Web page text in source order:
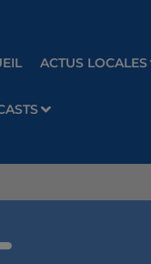
ACTUS LOCALES